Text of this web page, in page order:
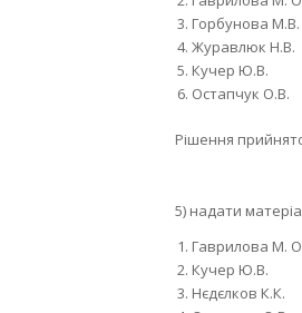
Горбунова М.В.
Журавлюк Н.В.
Кучер Ю.В.
Остапчук О.В.
Рішення
5) надати
Гаврилова М.
Кучер Ю.В.
Нєдєлков К.К.